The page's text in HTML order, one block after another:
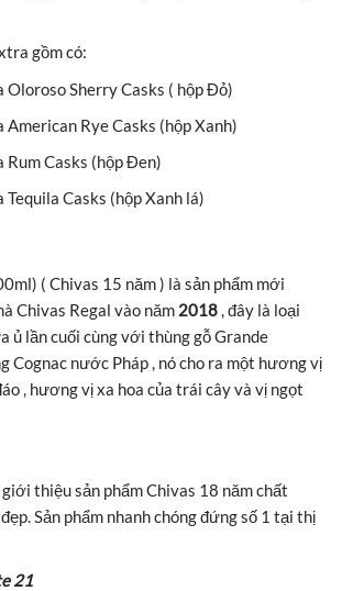
gồm có:
Oloroso Sherry Casks ( hộp Đỏ)
Rye Casks (hộp Xanh)
Casks (hộp Đen)
Casks (hộp Xanh lá)
( Chivas 15 năm ) là sản phẩm mới
Chivas Regal vào năm 2018, đây là loại
ủ lần cuối cùng với thùng gỗ Grande
Cognac nước Pháp , nó cho ra một hương vị
, hương vị xa hoa của trái cây và vị ngọt
giới thiệu sản phẩm Chivas 18 năm chất
Sản phẩm nhanh chóng đứng số 1 tại thị
21